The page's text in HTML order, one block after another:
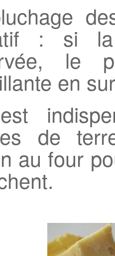
: si
le
en
de
au four